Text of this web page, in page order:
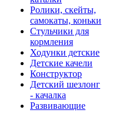
Ролики, скейты,
самокаты, коньки
Стульчики для
кормления
Ходунки детские
Детские качели
Конструктор
Детский шезлонг
- качалка
Развивающие